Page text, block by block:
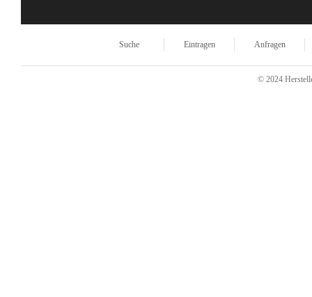
Suche Eintragen Anfragen
© 2024